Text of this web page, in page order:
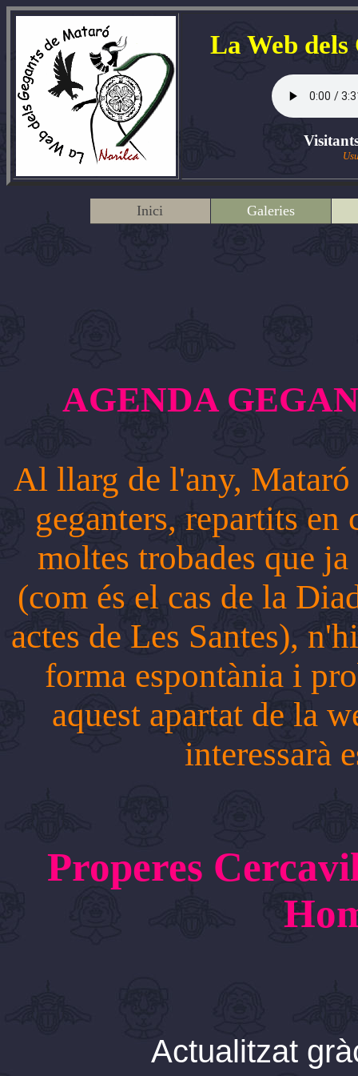
La Web
Inici Galeries
AGENDA
Al llarg de l'any, Mataró
geganters, repartits en
moltes trobades que ja
(com és el cas de la
actes de Les Santes),
forma espontània i
aquest apartat de la
interessarà
Properes
Actualitzat